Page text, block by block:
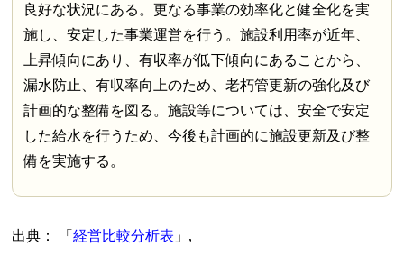
良好な状況にある。更なる事業の効率化と健全化を実
施し、安定した事業運営を行う。施設利用率が近年、
上昇傾向にあり、有収率が低下傾向にあることから、
漏水防止、有収率向上のため、老朽管更新の強化及び
計画的な整備を図る。施設等については、安全で安定
した給水を行うため、今後も計画的に施設更新及び整
備を実施する。
出典： 経営比較分析表 ,